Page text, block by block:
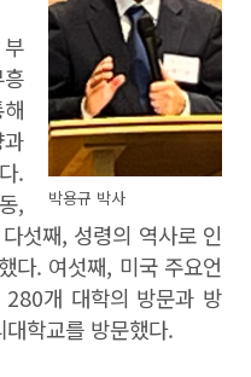
박용규 박사
.
,
섯째, 성령의 역사로 인
다. 여섯째, 미국 주요언
280개 대학의 방문과 방
학교를 방문했다.